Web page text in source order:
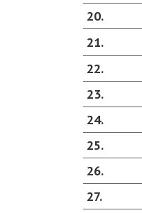
20
21
22
23
24
25
26
27